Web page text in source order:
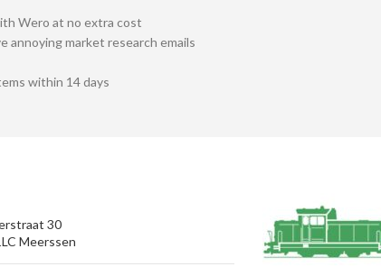
Wero at no extra cost
annoying market research emails
within 14 days
30
Meerssen